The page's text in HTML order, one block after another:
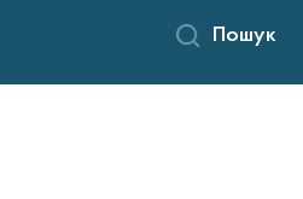
Пошук